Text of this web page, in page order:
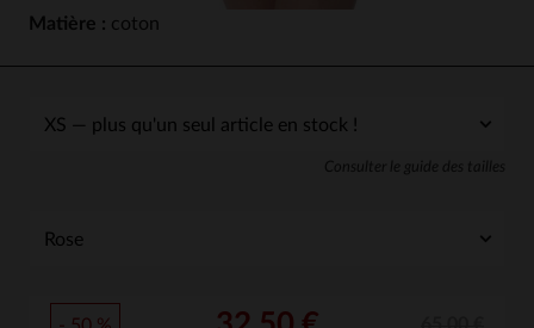
Matière : coton
Consulter le guide des tailles